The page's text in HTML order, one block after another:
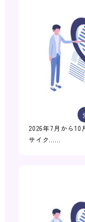
2026年7月から10
サイク……